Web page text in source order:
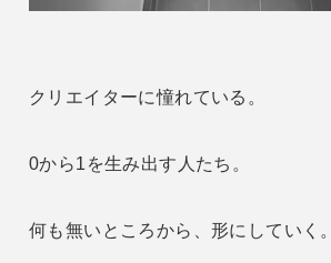
クリエイターに憧れている。
0から1を生み出す人たち。
何も無いところから、形にしていく。